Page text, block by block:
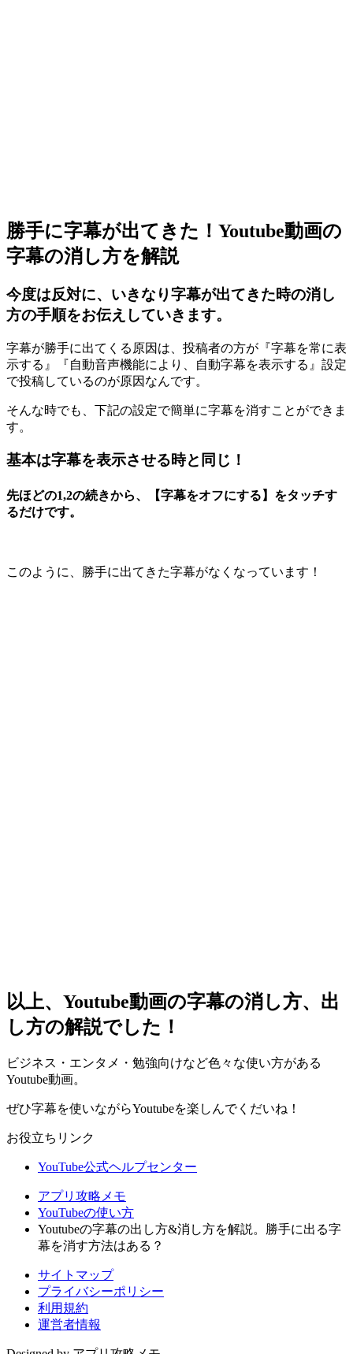
勝手に字幕が出てきた！Youtube動画の
字幕の消し方を解説
今度は反対に、いきなり字幕が出てきた時の消し
方の手順をお伝えしていきます。
字幕が勝手に出てくる原因は、投稿者の方が『字幕を常に表
示する』『自動音声機能により、自動字幕を表示する』設定
で投稿しているのが原因なんです。
そんな時でも、下記の設定で簡単に字幕を消すことができま
す。
基本は字幕を表示させる時と同じ！
先ほどの1,2の続きから、【字幕をオフにする】をタッチす
るだけです。
このように、勝手に出てきた字幕がなくなっています！
以上、Youtube動画の字幕の消し方、出
し方の解説でした！
ビジネス・エンタメ・勉強向けなど色々な使い方がある
Youtube動画。
ぜひ字幕を使いながらYoutubeを楽しんでくだいね！
お役立ちリンク
YouTube公式ヘルプセンター
アプリ攻略メモ
YouTubeの使い方
Youtubeの字幕の出し方&消し方を解説。勝手に出る字
幕を消す方法はある？
サイトマップ
プライバシーポリシー
利用規約
運営者情報